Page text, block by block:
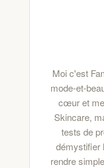
Moi c'est
mode-et-
cœur et
Skincare,
tests de
démystifier
rendre